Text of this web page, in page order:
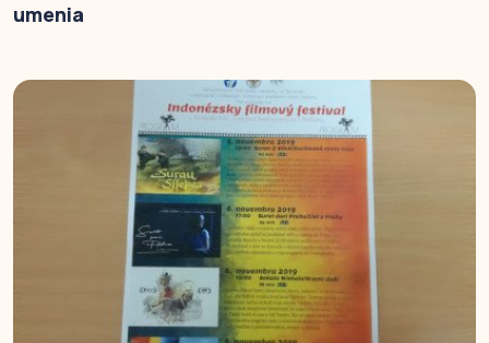
umenia